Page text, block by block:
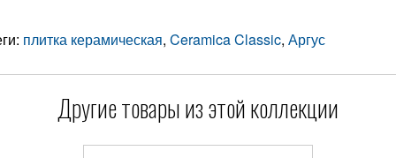
плитка керамическая, Ceramica Classic, Аргус
Другие товары из этой коллекции